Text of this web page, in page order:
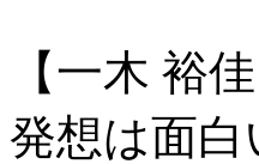
【一木 裕佳
発想は面